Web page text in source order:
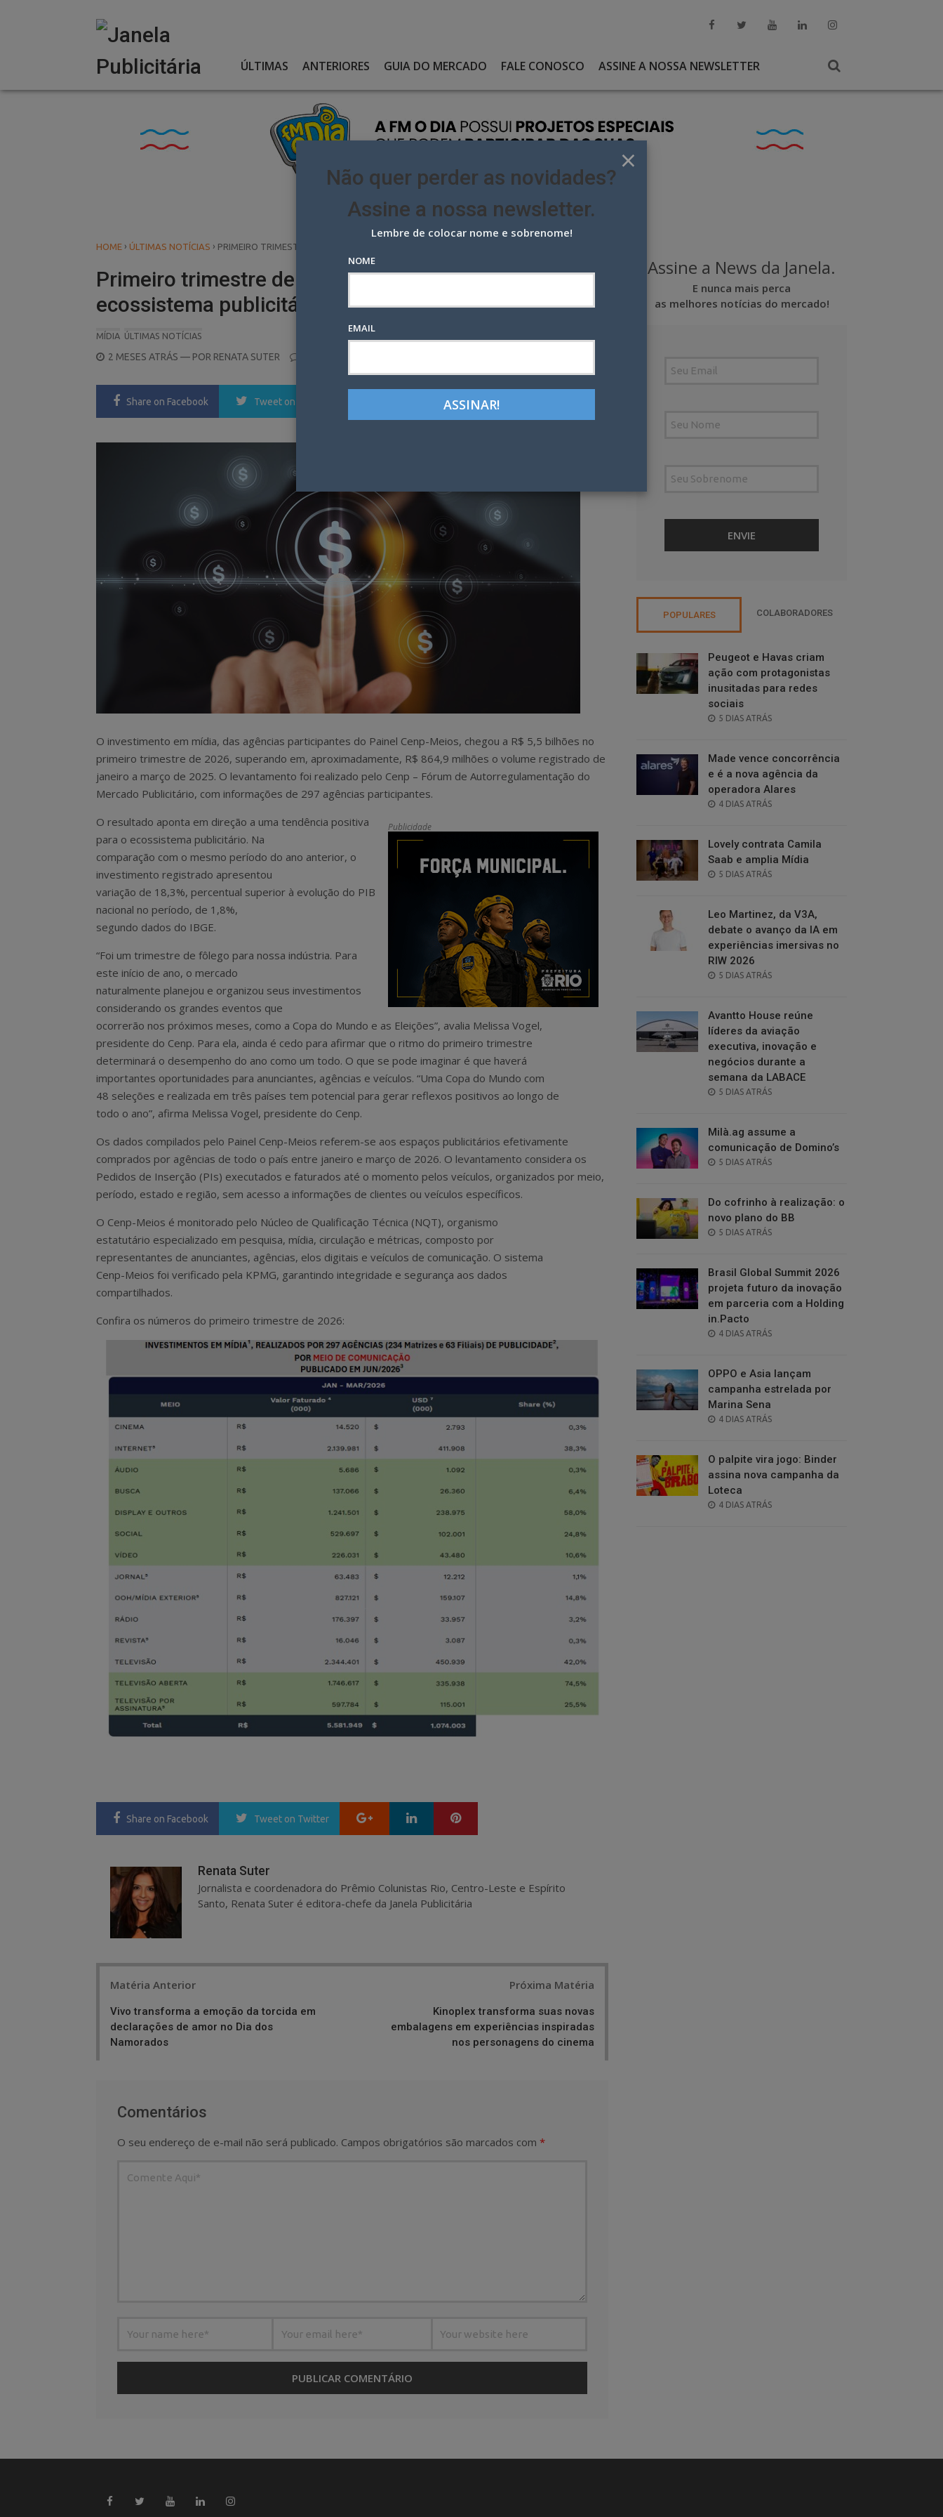
ÚLTIMAS ANTERIORES GUIA DO MERCADO FALE CONOSCO ASSINE A NOSSA NEWSLETTER
HOME › ÚLTIMAS NOTÍCIAS › PRIMEIRO TRIMESTRE DE TENDÊNCIA POSITIVA PARA O ECOSSISTEMA PUBLICITÁRIO
Primeiro trimestre de tendência positiva para o
ecossistema publicitário
MÍDIA ÚLTIMAS NOTÍCIAS
POSTED
2 MESES ATRÁS — POR RENATA SUTER
Share on Facebook Tweet on Twitter LinkedIn Pinterest
O investimento em mídia, das agências participantes do Painel Cenp-Meios, chegou a R$ 5,5 bilhões no
primeiro trimestre de 2026, superando em, aproximadamente, R$ 864,9 milhões o volume registrado de
janeiro a março de 2025. O levantamento foi realizado pelo Cenp – Fórum de Autorregulamentação do
Mercado Publicitário, com informações de 297 agências participantes.
Publicidade
O resultado aponta em direção a uma tendência positiva
para o ecossistema publicitário. Na
comparação com o mesmo período do ano anterior, o
investimento registrado apresentou
variação de 18,3%, percentual superior à evolução do PIB
nacional no período, de 1,8%,
segundo dados do IBGE.
“Foi um trimestre de fôlego para nossa indústria. Para
este início de ano, o mercado
naturalmente planejou e organizou seus investimentos
considerando os grandes eventos que
ocorrerão nos próximos meses, como a Copa do Mundo e as Eleições”, avalia Melissa Vogel,
presidente do Cenp. Para ela, ainda é cedo para afirmar que o ritmo do primeiro trimestre
determinará o desempenho do ano como um todo. O que se pode imaginar é que haverá
importantes oportunidades para anunciantes, agências e veículos. “Uma Copa do Mundo com
48 seleções e realizada em três países tem potencial para gerar reflexos positivos ao longo de
todo o ano”, afirma Melissa Vogel, presidente do Cenp.
Os dados compilados pelo Painel Cenp-Meios referem-se aos espaços publicitários efetivamente
comprados por agências de todo o país entre janeiro e março de 2026. O levantamento considera os
Pedidos de Inserção (PIs) executados e faturados até o momento pelos veículos, organizados por meio,
período, estado e região, sem acesso a informações de clientes ou veículos específicos.
O Cenp-Meios é monitorado pelo Núcleo de Qualificação Técnica (NQT), organismo
estatutário especializado em pesquisa, mídia, circulação e métricas, composto por
representantes de anunciantes, agências, elos digitais e veículos de comunicação. O sistema
Cenp-Meios foi verificado pela KPMG, garantindo integridade e segurança aos dados
compartilhados.
Confira os números do primeiro trimestre de 2026:
Share on Facebook Tweet on Twitter Google+ LinkedIn
Renata Suter
Jornalista e coordenadora do Prêmio Colunistas Rio, Centro-Leste e Espírito
Santo, Renata Suter é editora-chefe da Janela Publicitária
Matéria Anterior
Vivo transforma a emoção da torcida em
declarações de amor no Dia dos
Namorados
Próxima Matéria
Kinoplex transforma suas novas
embalagens em experiências inspiradas
nos personagens do cinema
Comentários
O seu endereço de e-mail não será publicado. Campos obrigatórios são marcados com *
Assine a News da Janela.
E nunca mais perca
as melhores notícias do mercado!
POPULARES COLABORADORES
Peugeot e Havas criam
ação com protagonistas
inusitadas para redes
sociais
POSTED
5 DIAS ATRÁS
Made vence concorrência
e é a nova agência da
operadora Alares
POSTED
4 DIAS ATRÁS
Lovely contrata Camila
Saab e amplia Mídia
POSTED
5 DIAS ATRÁS
Leo Martinez, da V3A,
debate o avanço da IA em
experiências imersivas no
RIW 2026
POSTED
5 DIAS ATRÁS
Avantto House reúne
líderes da aviação
executiva, inovação e
negócios durante a
semana da LABACE
POSTED
5 DIAS ATRÁS
Milà.ag assume a
comunicação de Domino’s
POSTED
5 DIAS ATRÁS
Do cofrinho à realização: o
novo plano do BB
POSTED
5 DIAS ATRÁS
Brasil Global Summit 2026
projeta futuro da inovação
em parceria com a Holding
in.Pacto
POSTED
4 DIAS ATRÁS
OPPO e Asia lançam
campanha estrelada por
Marina Sena
POSTED
4 DIAS ATRÁS
O palpite vira jogo: Binder
assina nova campanha da
Loteca
POSTED
4 DIAS ATRÁS
×
Não quer perder as novidades?
Assine a nossa newsletter.
Lembre de colocar nome e sobrenome!
NOME
EMAIL